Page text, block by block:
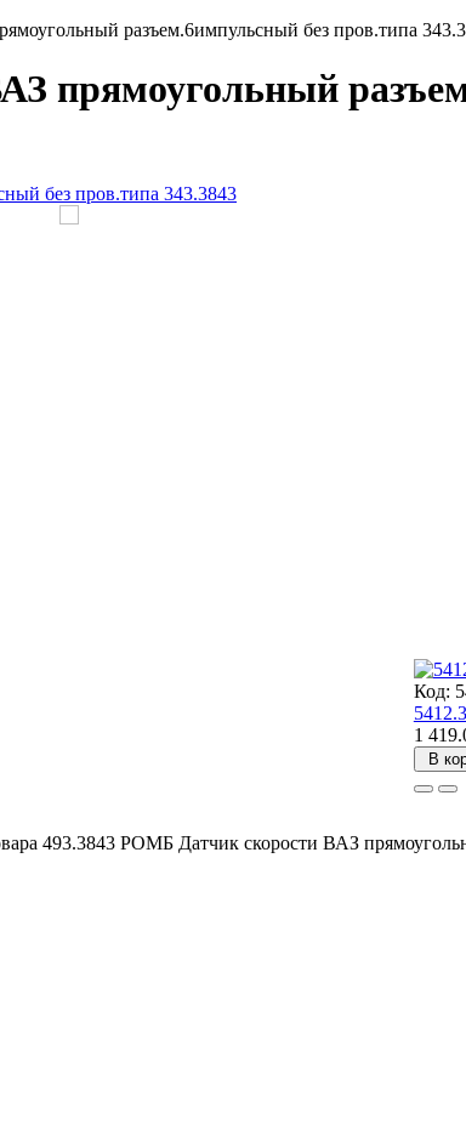
разъем.6импульсный без пров.типа
прямоугольный
Код:
1
В
493.3843 РОМБ Датчик скорости ВАЗ